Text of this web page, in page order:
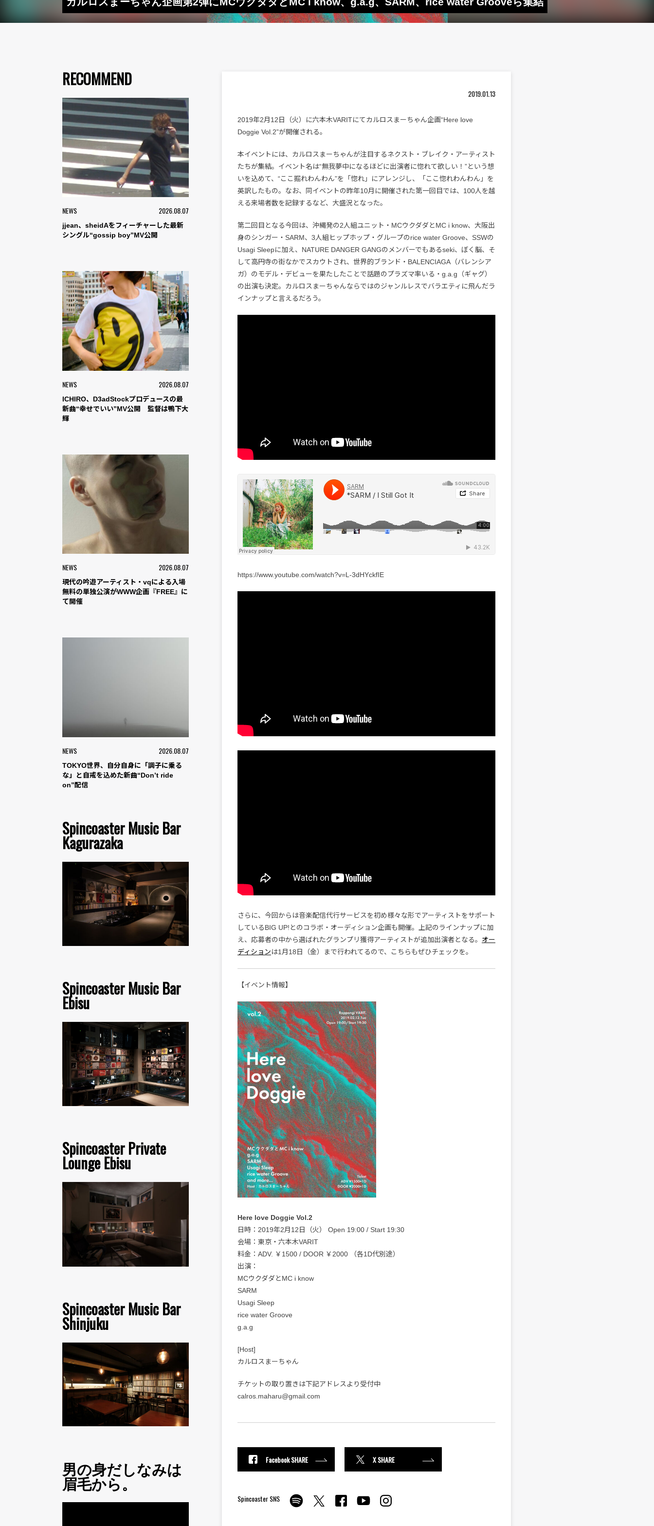
RECOMMEND
NEWS 2026.08.07
jjean、sheidAをフィーチャーした最新
シングル“gossip boy”MV公開
NEWS 2026.08.07
ICHIRO、D3adStockプロデュースの最
新曲“幸せでいい”MV公開 監督は鴨下大
輝
NEWS 2026.08.07
現代の吟遊アーティスト・vqによる入場
無料の単独公演がWWW企画『FREE』に
て開催
NEWS 2026.08.07
TOKYO世界、自分自身に「調子に乗る
な」と自戒を込めた新曲“Don’t ride
on”配信
Spincoaster Music Bar
Kagurazaka
Spincoaster Music Bar
Ebisu
Spincoaster Private
Lounge Ebisu
Spincoaster Music Bar
Shinjuku
男の身だしなみは
眉毛から。
2019.01.13
2019年2月12日（火）に六本木VARITにてカルロスまーちゃん企画“Here love
Doggie Vol.2”が開催される。
本イベントには、カルロスまーちゃんが注目するネクスト・ブレイク・アーティスト
たちが集結。イベント名は“無我夢中になるほどに出演者に惚れて欲しい！”という想
いを込めて、“ここ掘れわんわん”を「惚れ」にアレンジし、「ここ惚れわんわん」を
英訳したもの。なお、同イベントの昨年10月に開催された第一回目では、100人を越
える来場者数を記録するなど、大盛況となった。
第二回目となる今回は、沖縄発の2人組ユニット・MCウクダダとMC i know、大阪出
身のシンガー・SARM、3人組ヒップホップ・グループのrice water Groove、SSWの
Usagi Sleepに加え、NATURE DANGER GANGのメンバーでもあるseki、ぼく脳、そ
して高円寺の街なかでスカウトされ、世界的ブランド・BALENCIAGA（バレンシア
ガ）のモデル・デビューを果たしたことで話題のプラズマ率いる・g.a.g（ギャグ）
の出演も決定。カルロスまーちゃんならではのジャンルレスでバラエティに飛んだラ
インナップと言えるだろう。
https://www.youtube.com/watch?v=L-3dHYckfIE
さらに、今回からは音楽配信代行サービスを初め様々な形でアーティストをサポート
しているBIG UP!とのコラボ・オーディション企画も開催。上記のラインナップに加
え、応募者の中から選ばれたグランプリ獲得アーティストが追加出演者となる。 オー
ディションは1月18日（金）まで行われてるので、こちらもぜひチェックを。
【イベント情報】
Here love Doggie Vol.2
日時：2019年2月12日（火） Open 19:00 / Start 19:30
会場：東京・六本木VARIT
料金：ADV. ￥1500 / DOOR ￥2000 （各1D代別途）
出演：
MCウクダダとMC i know
SARM
Usagi Sleep
rice water Groove
g.a.g
[Host]
カルロスまーちゃん
チケットの取り置きは下記アドレスより受付中
calros.maharu@gmail.com
Facebook SHARE X SHARE
Spincoaster SNS